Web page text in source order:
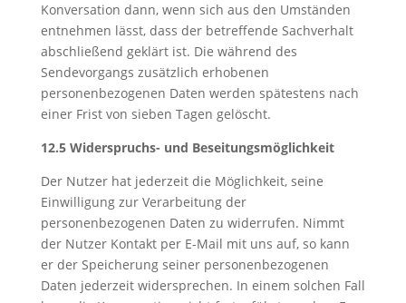
Konversation dann, wenn sich aus den Umständen
entnehmen lässt, dass der betreffende Sachverhalt
abschließend geklärt ist. Die während des
Sendevorgangs zusätzlich erhobenen
personenbezogenen Daten werden spätestens nach
einer Frist von sieben Tagen gelöscht.
12.5 Widerspruchs- und Beseitungsmöglichkeit
Der Nutzer hat jederzeit die Möglichkeit, seine
Einwilligung zur Verarbeitung der
personenbezogenen Daten zu widerrufen. Nimmt
der Nutzer Kontakt per E-Mail mit uns auf, so kann
er der Speicherung seiner personenbezogenen
Daten jederzeit widersprechen. In einem solchen Fall